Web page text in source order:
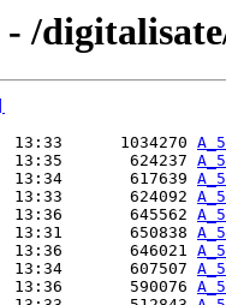
/
13:33      1034270
13:35       624237
13:34       617639
13:33       624092
13:36       645562
13:31       650838
13:36       646021
13:34       607507
13:36       590076